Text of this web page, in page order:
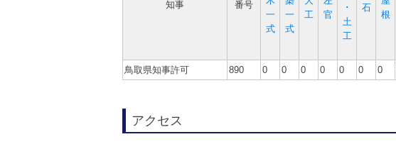
知事
番号
一
式
一
式
工
官
･
土
工
石
根
鳥取県知事許可 890 0 0 0 0 0 0 0
アクセス